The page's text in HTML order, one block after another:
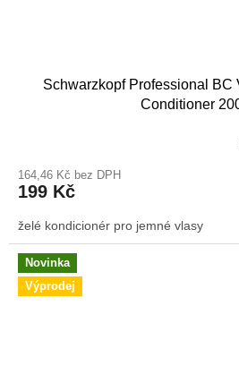
Schwarzkopf Professional BC
Conditioner
164,46 Kč bez DPH
199 Kč
želé kondicionér pro jemné vlasy
Novinka
Výprodej